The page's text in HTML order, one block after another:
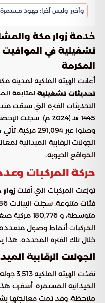
وأخيرا وليس آخرا: جهود
خدمة زوار مكة
تشغيلية في
المكرمة
أعلنت الهيئة الملكية لمدينة
تحديثات تشغيلية لمتابعة
التحديثات الفترة التي
وصلوا عبر
الجولات الرقابية الميدانية
المواقع الحيوية.
حركة المركبات وعدد
توزعت المركبات التي أقلت
متوسطة، و
المركبات أنماط وصول متعددة
خلال تلك الفترة المحددة.
الجولات الرقابية
نفذت
ملاحظة، وقد تمت معالجتها